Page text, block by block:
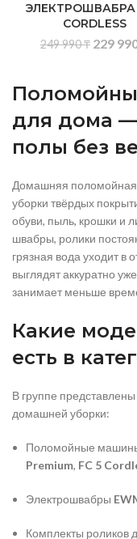
ЭЛЕКТРОШВАБРА
CORDLESS
249 990₸ 229
для дома
полы без
Домашняя поломойная
уборки твёрдых
обуви, пыль, крошки и
швабры, ролики
грязная вода уходит в
выглядят аккуратно
занимает меньше
Какие
есть в
В группе
домашней уборки:
Поломойные
Premium, FC 5
Электрошвабры
Комплекты роликов